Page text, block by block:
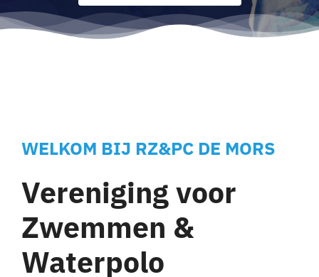
WELKOM BIJ RZ&PC DE MORS
Vereniging voor
Zwemmen &
Waterpolo